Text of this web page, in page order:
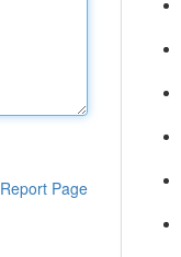
Report Page